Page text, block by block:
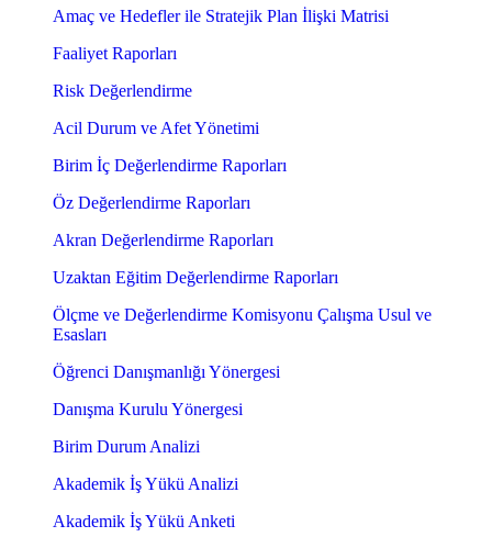
Amaç ve Hedefler ile Stratejik Plan İlişki Matrisi
Faaliyet Raporları
Risk Değerlendirme
Acil Durum ve Afet Yönetimi
Birim İç Değerlendirme Raporları
Öz Değerlendirme Raporları
Akran Değerlendirme Raporları
Uzaktan Eğitim Değerlendirme Raporları
Ölçme ve Değerlendirme Komisyonu Çalışma Usul ve
Esasları
Öğrenci Danışmanlığı Yönergesi
Danışma Kurulu Yönergesi
Birim Durum Analizi
Akademik İş Yükü Analizi
Akademik İş Yükü Anketi